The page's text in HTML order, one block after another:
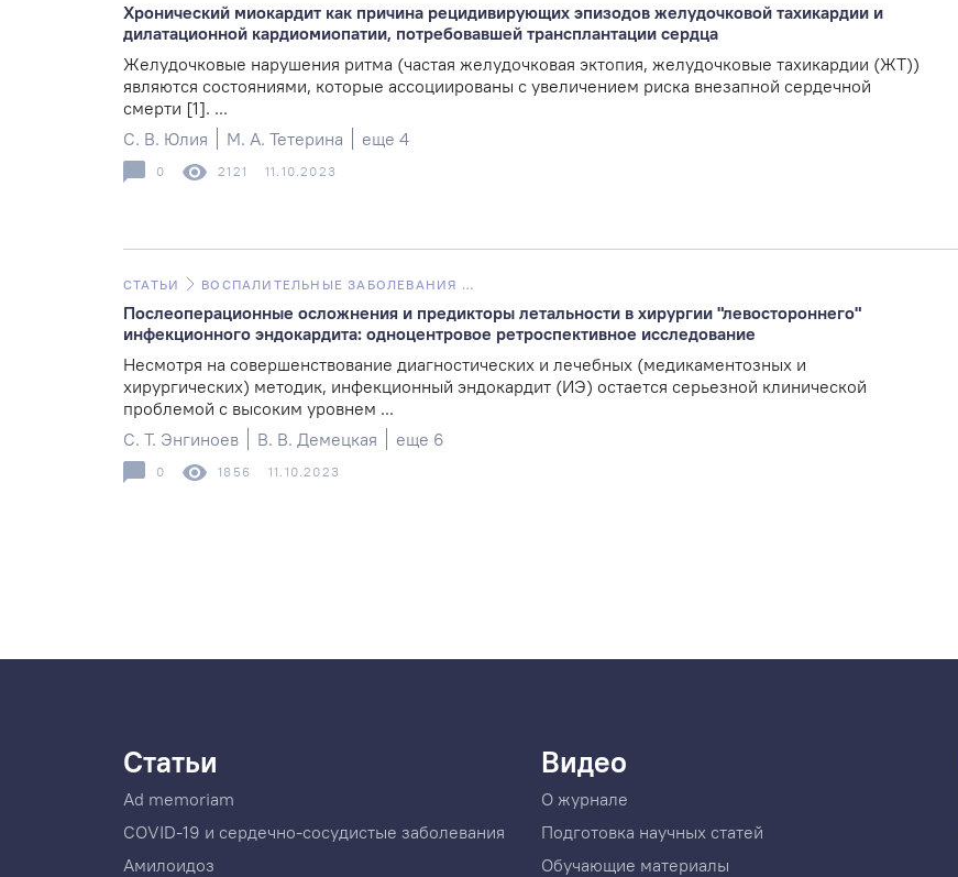
Хронический миокардит как причина рецидивирующих эпизодов желудочковой тахикардии и
дилатационной кардиомиопатии, потребовавшей трансплантации сердца
Желудочковые нарушения ритма (частая желудочковая эктопия, желудочковые тахикардии (ЖТ))
являются состояниями, которые ассоциированы с увеличением риска внезапной сердечной
смерти [1]. ...
С. В. Юлия
М. А. Тетерина еще 4
0 2121 11.10.2023
СТАТЬИ ВОСПАЛИТЕЛЬНЫЕ ЗАБОЛЕВАНИЯ СЕРДЦА
Послеоперационные осложнения и предикторы летальности в хирургии "левостороннего"
инфекционного эндокардита: одноцентровое ретроспективное исследование
Несмотря на совершенствование диагностических и лечебных (медикаментозных и
хирургических) методик, инфекционный эндокардит (ИЭ) остается серьезной клинической
проблемой с высоким уровнем ...
С. Т. Энгиноев
В. В. Демецкая еще 6
0 1856 11.10.2023
Статьи
Ad memoriam
COVID-19 и сердечно-сосудистые заболевания
Амилоидоз
Видео
О журнале
Подготовка научных статей
Обучающие материалы